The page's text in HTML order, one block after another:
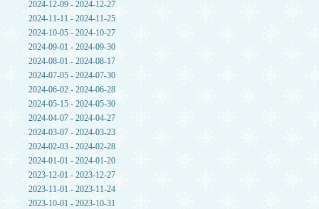
2024-12-09 - 2024-12-27
2024-11-11 - 2024-11-25
2024-10-05 - 2024-10-27
2024-09-01 - 2024-09-30
2024-08-01 - 2024-08-17
2024-07-05 - 2024-07-30
2024-06-02 - 2024-06-28
2024-05-15 - 2024-05-30
2024-04-07 - 2024-04-27
2024-03-07 - 2024-03-23
2024-02-03 - 2024-02-28
2024-01-01 - 2024-01-20
2023-12-01 - 2023-12-27
2023-11-01 - 2023-11-24
2023-10-01 - 2023-10-31